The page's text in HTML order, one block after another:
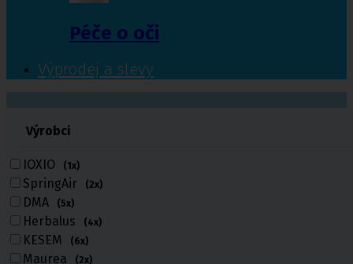
Péče o oči
Výprodej a slevy
Výrobci
IOXIO (1x)
SpringAir (2x)
DMA (5x)
Herbalus (4x)
KESEM (6x)
Maurea (2x)
volejte